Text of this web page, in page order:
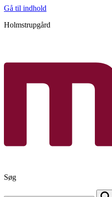
Gå til indhold
Holmstrupgård
Søg